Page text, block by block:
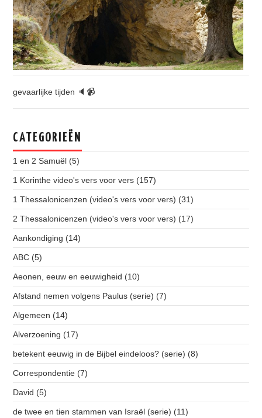
gevaarlijke tijden 🔈📹
CATEGORIEËN
1 en 2 Samuël (5)
1 Korinthe video's vers voor vers (157)
1 Thessalonicenzen (video's vers voor vers) (31)
2 Thessalonicenzen (video's vers voor vers) (17)
Aankondiging (14)
ABC (5)
Aeonen, eeuw en eeuwigheid (10)
Afstand nemen volgens Paulus (serie) (7)
Algemeen (14)
Alverzoening (17)
betekent eeuwig in de Bijbel eindeloos? (serie) (8)
Correspondentie (7)
David (5)
de twee en tien stammen van Israël (serie) (11)